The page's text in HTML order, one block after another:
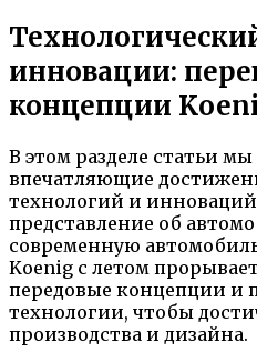
инновации:
концепции
В этом разделе статьи
впечатляющие
технологий и
представление об
современную
Koenig с летом
передовые концепции и
технологии, чтобы
производства и дизайна.